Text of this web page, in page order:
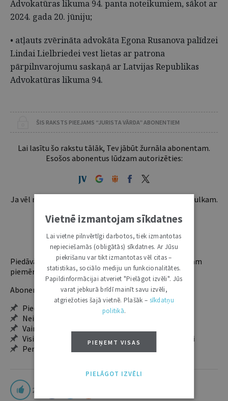
Advokatūras likuma 94. panta noteikumiem, sākot ar
2024. gada 20. jūniju;
• atļauts zvērināta advokāta Egona Rusanova palīdzei
Lindai Lielbriedei vest lietas ar patrona
pārpilnvarojumu saskaņā ar Latvijas Republikas
Advokatūras likuma 94.
ŠIS RAKSTS PIEEJAMS “JURISTA VĀRDA” ABONENTIEM
Lai lasītu šo rakstu tālāk, Tev jābūt žurnāla abonentam.
Esošos abonentus lūdzam autorizēties:
Ja vēl neesi abonents, aicinām pievienoties lasītāju pulkam.
ABONĒT
Piedāvājam trīs abonementu veidus. Vienam lietotājam
piemērotākais ir "Mazais" (3, 6 un 12 mēnešiem).
Abonentu ieguvumi:
Pieeja jaunākajam izdevumam
Neierobežota pieeja arhīvam – 24 h/7 d.
Vairāk nekā 18 000 rakstu un 2000 autoru
Visi tematiskie numuri un ikgadējie grāmatžurnāli
Personalizētās iespējas – piezīmes, citāti, mapes
2
Vietnē izmantojam sīkdatnes
Lai vietne pilnvērtīgi darbotos, tiek izmantotas
nepieciešamās (obligātās) sīkdatnes. Ar Jūsu
piekrišanu var tikt izmantotas vēl citas –
statistikas, sociālo mediju un funkcionalitātes.
Papildinformācijai atveriet "Pielāgot izvēli". Jūs
varat jebkurā brīdī mainīt savu izvēli,
atgriežoties šajā vietnē. Plašāk – sīkdatņu
politikā.
PIEŅEMT VISAS
PIELĀGOT IZVĒLI